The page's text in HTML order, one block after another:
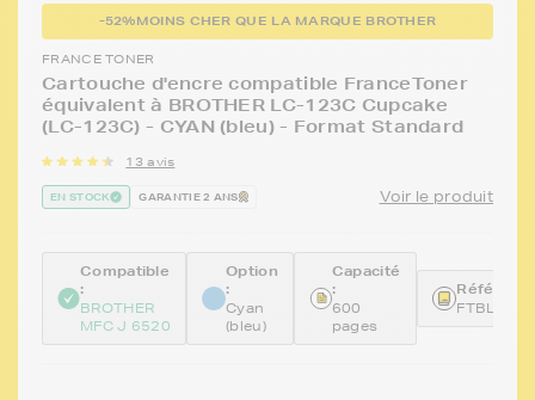
-52%MOINS CHER QUE LA MARQUE BROTHER
FRANCE TONER
Cartouche d'encre compatible FranceToner
équivalent à BROTHER LC-123C Cupcake
(LC-123C) - CYAN (bleu) - Format Standard
13 avis
EN STOCK GARANTIE 2 ANS Voir le produit
Compatible
:
BROTHER
MFC J 6520
Option
:
Cyan
(bleu)
Capacité
:
600
pages